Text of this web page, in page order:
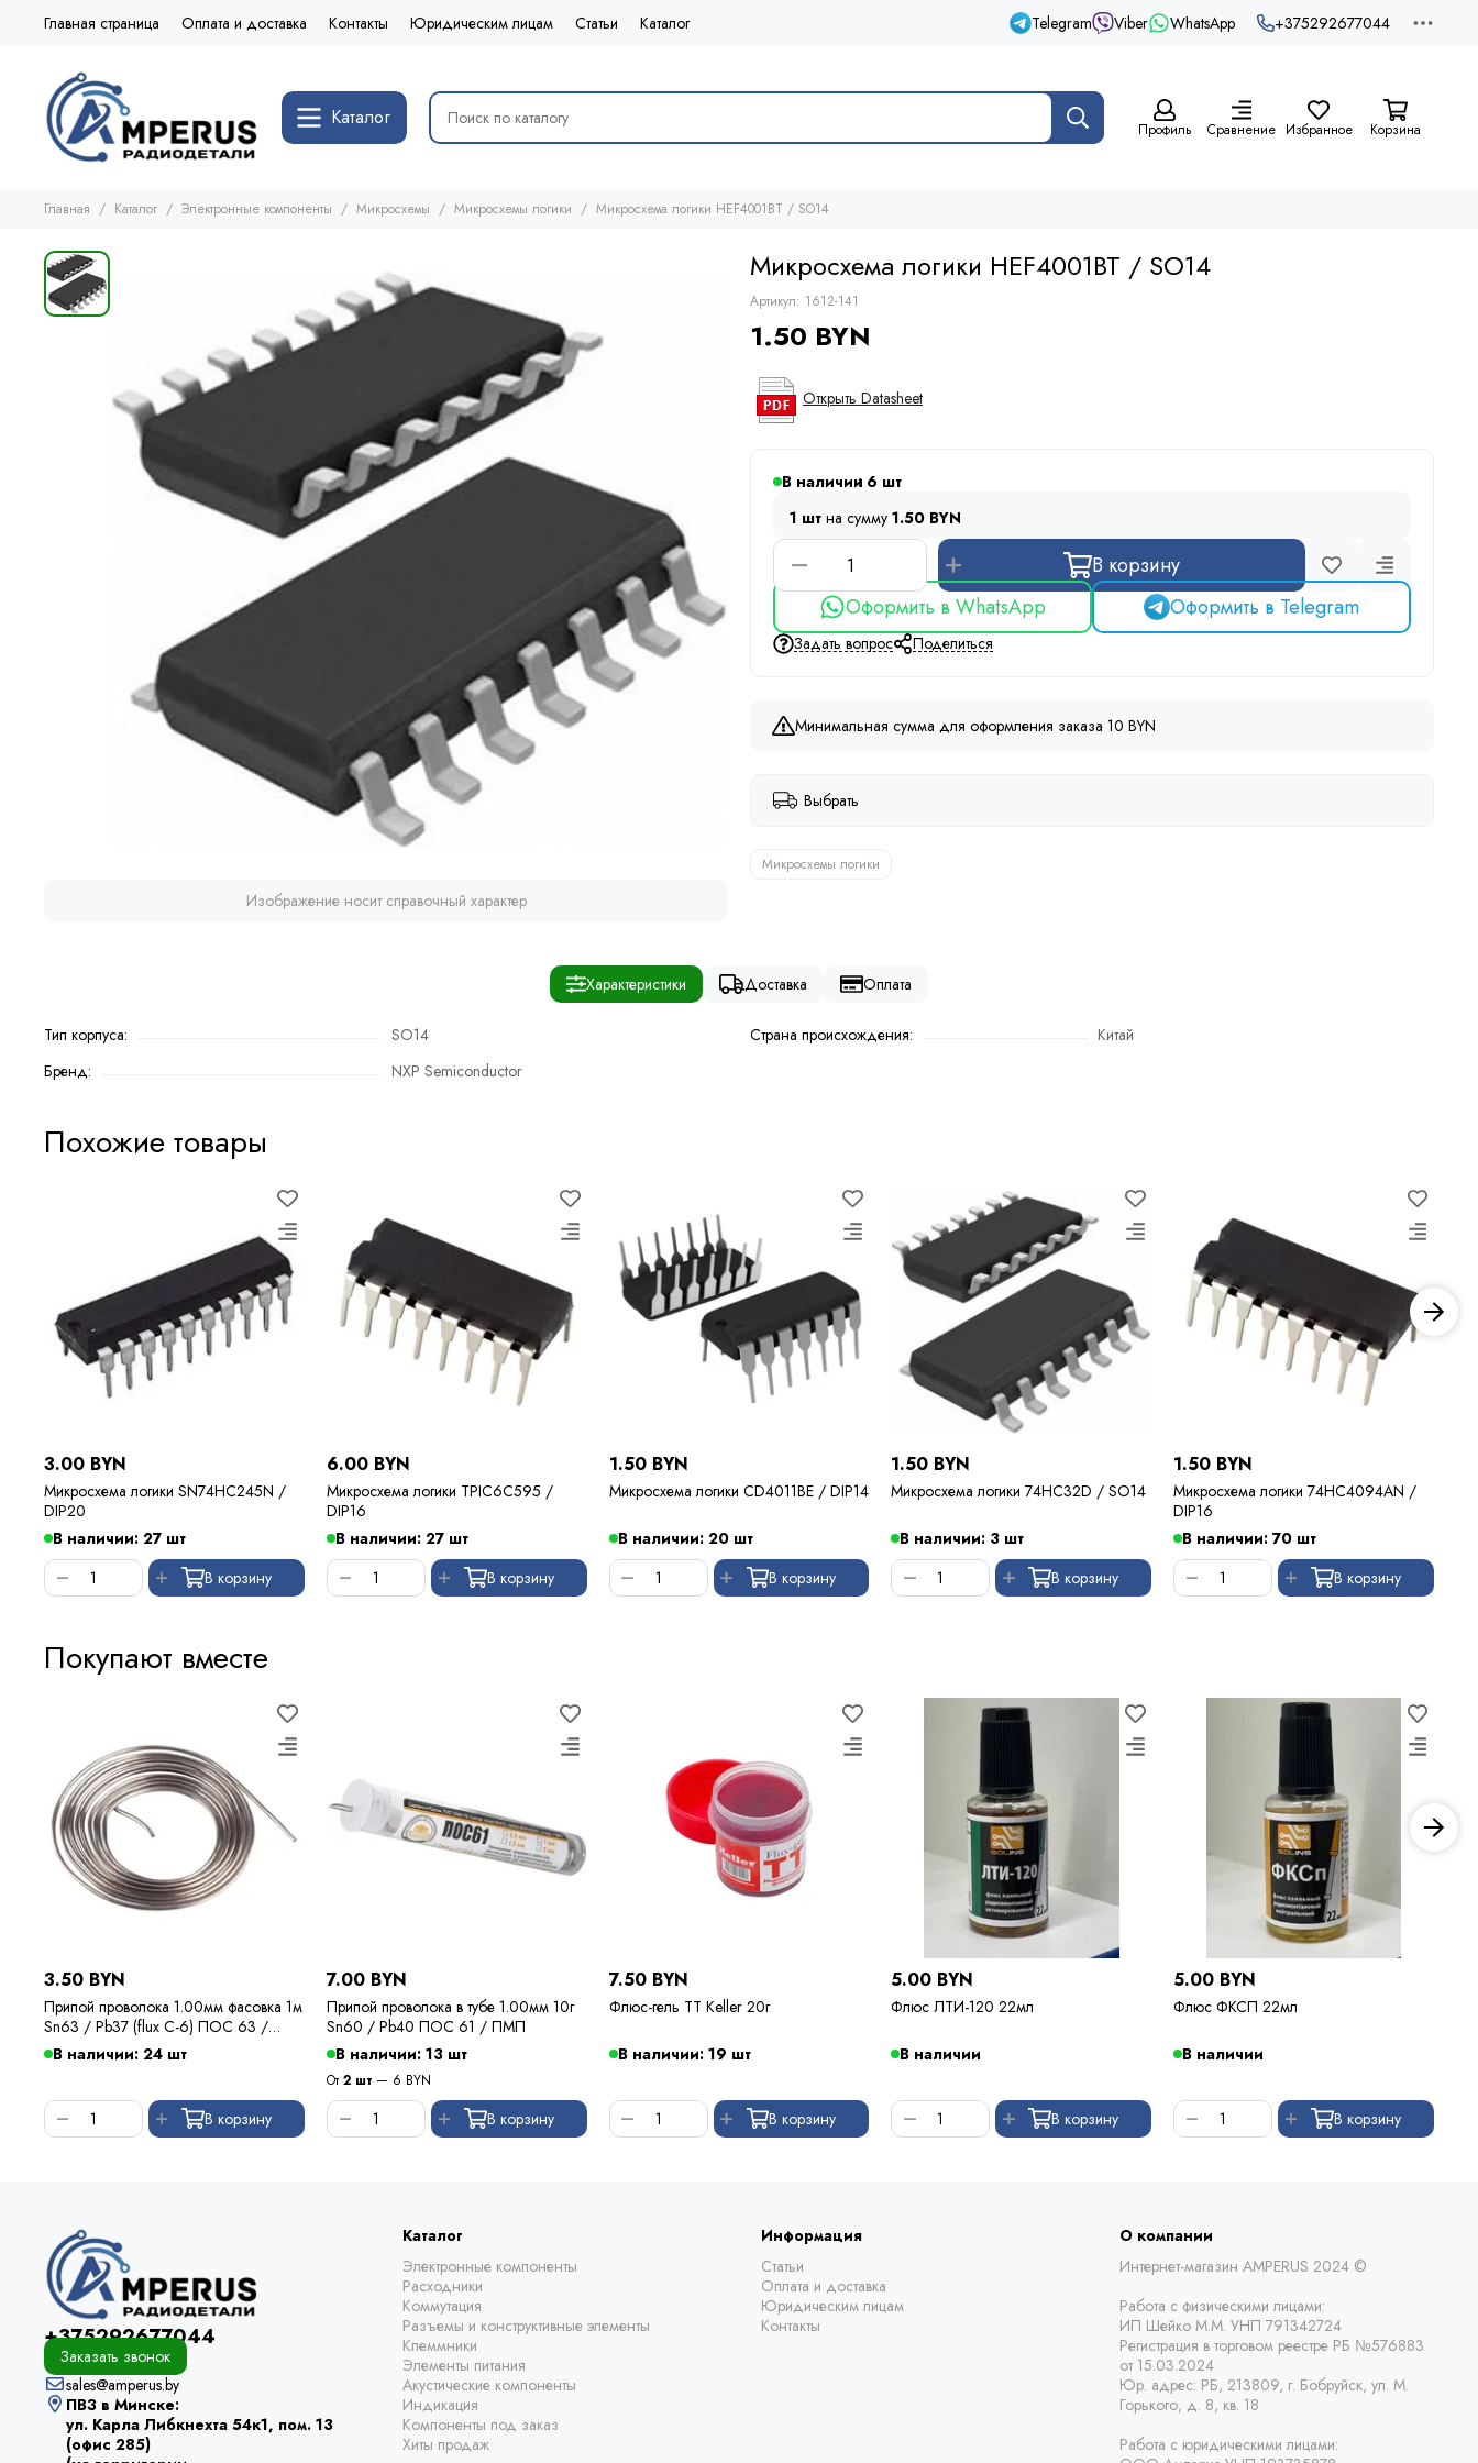
Главная страница Оплата и доставка Контакты Юридическим лицам Статьи Каталог Telegram Viber WhatsApp +375292677044
Каталог Профиль Сравнение Избранное Корзина
Главная Каталог Электронные компоненты Микросхемы Микросхемы логики Микросхема логики HEF4001BT / SO14
Изображение носит справочный характер
Микросхема логики HEF4001BT / SO14
Артикул: 1612-141
1.50 BYN
Открыть Datasheet
В наличии 6
1 шт на сумму 1.50 BYN
В корзину
Оформить в WhatsApp
Оформить в Telegram
Задать вопрос Поделиться
Минимальная сумма для оформления заказа 10 BYN
Выбрать
Микросхемы логики
Характеристики Доставка Оплата
Тип корпуса:
SO14
Бренд:
NXP Semiconductor
Страна происхождения: Китай
Похожие товары
3.00 BYN
Микросхема логики SN74HC245N /
DIP20
В наличии: 27 шт
В корзину
6.00 BYN
Микросхема логики TPIC6C595 /
DIP16
В наличии: 27 шт
В корзину
1.50 BYN
Микросхема логики CD4011BE / DIP14
В наличии: 20 шт
В корзину
1.50 BYN
Микросхема логики 74HC32D / SO14
В наличии: 3 шт
В корзину
1.50 BYN
Микросхема логики 74HC4094AN /
DIP16
В наличии: 70 шт
В корзину
Покупают вместе
3.50 BYN
Припой проволока 1.00мм фасовка 1м
Sn63 / Pb37 (flux C-6) ПОС 63 /
Kewei
В наличии: 24 шт
В корзину
7.00 BYN
Припой проволока в тубе 1.00мм 10г
Sn60 / Pb40 ПОС 61 / ПМП
В наличии: 13 шт
От2 шт— 6 BYN
В корзину
7.50 BYN
Флюс-гель TT Keller 20г
В наличии: 19 шт
В корзину
5.00 BYN
Флюс ЛТИ-120 22мл
В наличии
В корзину
5.00 BYN
Флюс ФКСП 22мл
В наличии
В корзину
+375292677044
Заказать звонок
sales@amperus.by
ПВЗ в Минске:
ул. Карла Либкнехта 54к1, пом. 13
(офис 285)
Каталог
Электронные компоненты
Расходники
Коммутация
Разъемы и конструктивные элементы
Клеммники
Элементы питания
Акустические компоненты
Индикация
Компоненты под заказ
Хиты продаж
Информация
Статьи
Оплата и доставка
Юридическим лицам
Контакты
О компании
Интернет-магазин AMPERUS 2024 ©
Работа с физическими лицами:
ИП Шейко М.М. УНП 791342724
Регистрация в торговом реестре РБ №576883
от 15.03.2024
Юр. адрес: РБ, 213809, г. Бобруйск, ул. М.
Горького, д. 8, кв. 18
Работа с юридическими лицами: